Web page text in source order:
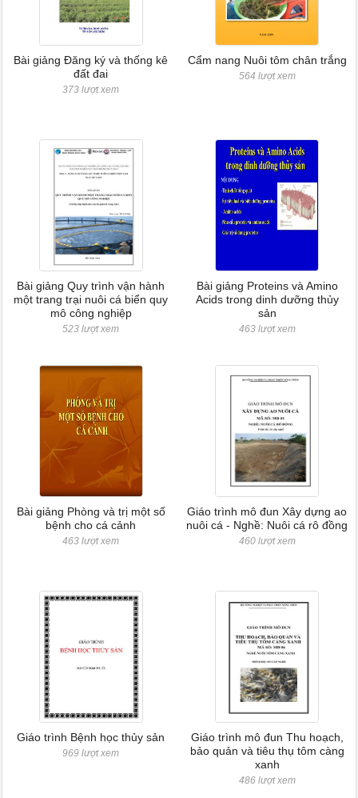
Bài giảng Đăng ký và thống kê
đất đai
373 lượt xem
Cẩm nang Nuôi tôm chân trắng
564 lượt xem
Bài giảng Quy trình vận hành
một trang trại nuôi cá biển quy
mô công nghiệp
523 lượt xem
Bài giảng Proteins và Amino
Acids trong dinh dưỡng thủy
sản
463 lượt xem
Bài giảng Phòng và trị một số
bệnh cho cá cảnh
463 lượt xem
Giáo trình mô đun Xây dựng ao
nuôi cá - Nghề: Nuôi cá rô đồng
460 lượt xem
Giáo trình Bệnh học thủy sản
969 lượt xem
Giáo trình mô đun Thu hoạch,
bảo quản và tiêu thụ tôm càng
xanh
486 lượt xem